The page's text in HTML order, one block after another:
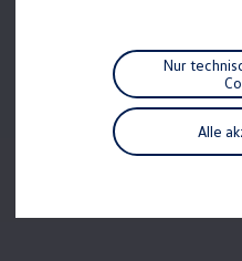
Wallbox und
Digitale Extras
Dienste für
Volkswagen
Handy und
Alle
Nur